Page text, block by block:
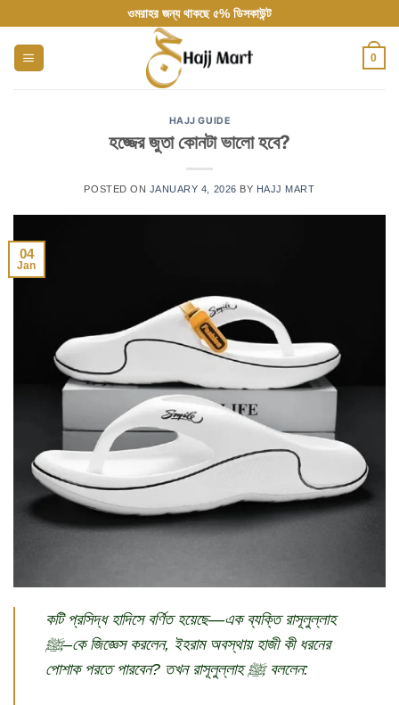
to
content
ওমরাহর জন্য থাকছে ৫% ডিসকাউন্ট
0
HAJJ GUIDE
হজ্জের জুতা কোনটা ভালো হবে?
POSTED ON JANUARY 4, 2026 BY HAJJ MART
04
Jan
কটি প্রসিদ্ধ হাদিসে বর্ণিত হয়েছে—এক ব্যক্তি রাসূলুল্লাহ
ﷺ–কে জিজ্ঞেস করলেন, ইহরাম অবস্থায় হাজী কী ধরনের
পোশাক পরতে পারবেন? তখন রাসূলুল্লাহ ﷺ বললেন: